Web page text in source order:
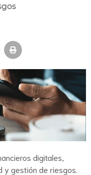
digitales,
y gestión de riesgos.